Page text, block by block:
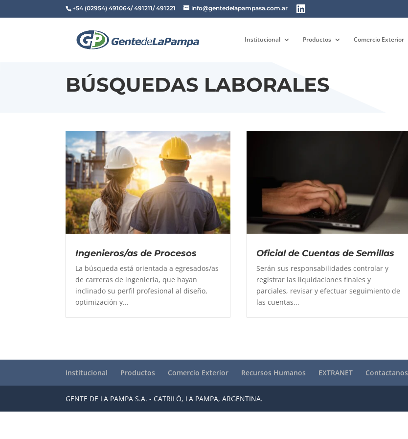
+54 (02954) 491064/ 491211/ 491221 info@gentedelapampasa.com.ar
Institucional Productos Comercio Exterior
BÚSQUEDAS LABORALES
Ingenieros/as de Procesos
​La búsqueda está orientada a egresados/as
de carreras de ingeniería, que hayan
inclinado su perfil profesional al diseño,
optimización y...
Oficial de Cuentas de Semillas
Serán sus responsabilidades controlar y
registrar las liquidaciones finales y
parciales, revisar y efectuar seguimiento de
las cuentas...
Institucional Productos Comercio Exterior Recursos Humanos EXTRANET Contactanos
GENTE DE LA PAMPA S.A. - CATRILÓ, LA PAMPA, ARGENTINA.